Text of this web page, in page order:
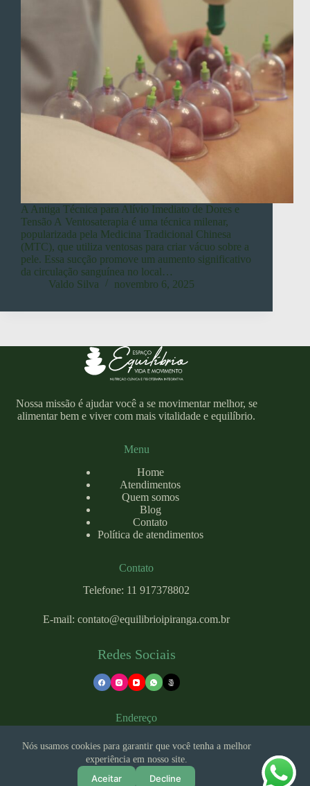
Nós usamos cookies para garantir que você tenha a melhor
experiência em nosso site.
Aceitar Decline
A Antiga Técnica para Alívio Imediato de Dores e
Tensão A Ventosaterapia é uma técnica milenar,
popularizada pela Medicina Tradicional Chinesa
(MTC), que utiliza ventosas para criar vácuo sobre a
pele. Essa sucção promove um aumento significativo
da circulação sanguínea no local…
Valdo Silva
novembro 6, 2025
Nossa missão é ajudar você a se movimentar melhor, se
alimentar bem e viver com mais vitalidade e equilíbrio.
Menu
Home
Atendimentos
Quem somos
Blog
Contato
Política de atendimentos
Contato
Telefone: 11 917378802
E-mail:contato@equilibrioipiranga.com.br
Redes Sociais
Endereço
Rua Costa Aguiar, 2636 - Ipiranga, São Paulo - SP, 04204-